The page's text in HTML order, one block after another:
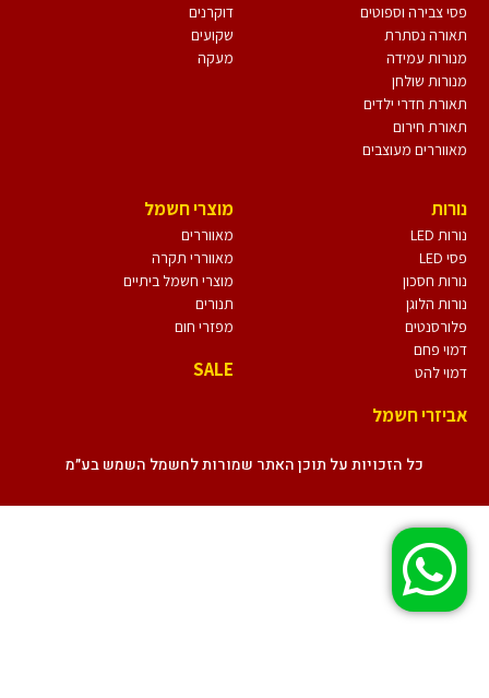
פסי צבירה וספוטים
תאורה נסתרת
מנורות עמידה
מנורות שולחן
תאורת חדרי ילדים
תאורת חירום
מאווררים מעוצבים
דוקרנים
שקועים
מעקה
נורות
נורות LED
פסי LED
נורות חסכון
נורות הלוגן
פלורסנטים
דמוי פחם
דמוי להט
אביזרי חשמל
מוצרי חשמל
מאווררים
מאווררי תקרה
מוצרי חשמל ביתיים
תנורים
מפזרי חום
SALE
כל הזכויות על תוכן האתר שמורות לחשמל השמש בע״מ